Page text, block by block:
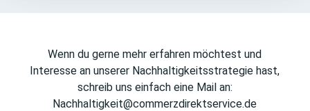
Wenn du gerne mehr erfahren möchtest und
Interesse an unserer Nachhaltigkeitsstrategie hast,
schreib uns einfach eine Mail an:
Nachhaltigkeit@commerzdirektservice.de